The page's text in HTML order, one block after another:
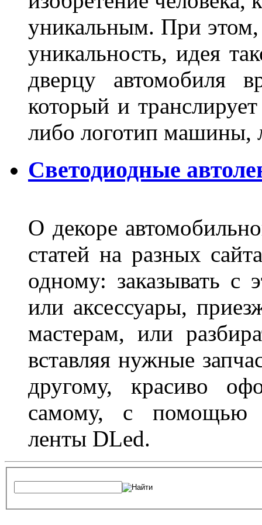
уникальным. При этом,
уникальность, идея
дверцу автомобиля
который и
либо логотип машины,
Светодиодные
О декоре
статей на разных
одному: заказывать с
или аксессуары,
мастерам, или
вставляя нужные
другому, красиво
самому, с помощью
ленты DLed.